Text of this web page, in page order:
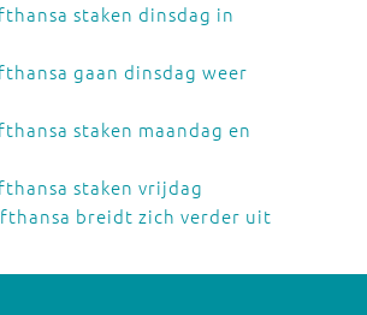
staken dinsdag in
gaan dinsdag weer
staken maandag en
staken vrijdag
breidt zich verder uit